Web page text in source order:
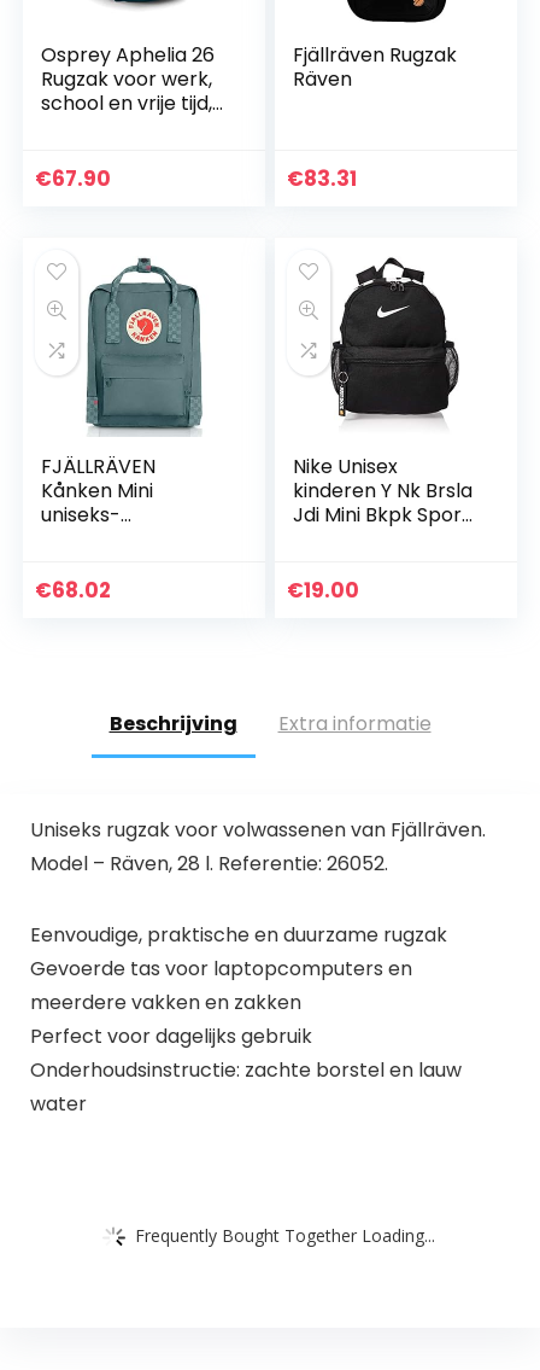
Osprey Aphelia 26
Rugzak voor werk,
school en vrije tijd,
€67.90
Fjällräven Rugzak
Räven
€83.31
FJÄLLRÄVEN
Kånken Mini
uniseks-
€68.02
Nike Unisex
kinderen Y Nk Brsla
Jdi Mini Bkpk Sports
€19.00
Beschrijving Extra informatie
Uniseks rugzak voor volwassenen van Fjällräven.
Model – Räven, 28 l. Referentie: 26052.
Eenvoudige, praktische en duurzame rugzak
Gevoerde tas voor laptopcomputers en
meerdere vakken en zakken
Perfect voor dagelijks gebruik
Onderhoudsinstructie: zachte borstel en lauw
water
Frequently Bought Together Loading...